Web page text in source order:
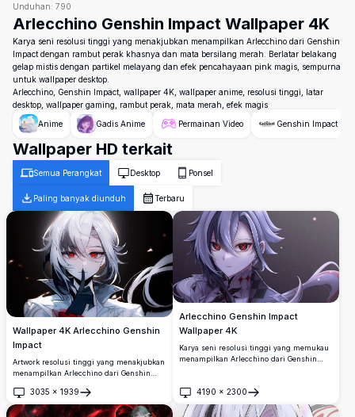
Unduhan: 790
Arlecchino Genshin Impact Wallpaper 4K
Karya seni resolusi tinggi yang menakjubkan menampilkan Arlecchino dari Genshin
Impact dengan rambut perak khasnya dan mata bersilang merah. Berlatar belakang
gelap mistis dengan partikel melayang dan efek pencahayaan pink magis, sempurna
untuk wallpaper desktop.
Arlecchino, Genshin Impact, wallpaper 4K, wallpaper anime, resolusi tinggi, latar
desktop, wallpaper gaming, rambut perak, mata merah, efek magis
Anime
Gadis Anime Permainan Video Genshin Impact
Wallpaper HD terkait
Semua Perangkat Desktop Ponsel
Paling banyak diunduh Terbaru
Wallpaper 4K Arlecchino Genshin
Impact
Artwork resolusi tinggi yang menakjubkan
menampilkan Arlecchino dari Genshin
mencolok dan mata merah menyala.
Wallpaper premium 4K ini menampilkan
3035 × 1939
Buka
Arlecchino Genshin Impact
Wallpaper 4K
Karya seni resolusi tinggi yang memukau
menampilkan Arlecchino dari Genshin
Wallpaper premium 4K ini menampilkan
Harbinger misterius dengan detail elegan
berlatar belakang berbintang, sempurna
4190 × 2300
Buka